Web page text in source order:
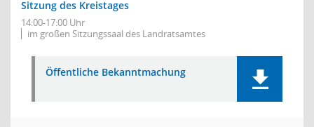
Sitzung des Kreistages
14:00-17:00 Uhr
im großen Sitzungssaal des Landratsamtes
Öffentliche Bekanntmachung